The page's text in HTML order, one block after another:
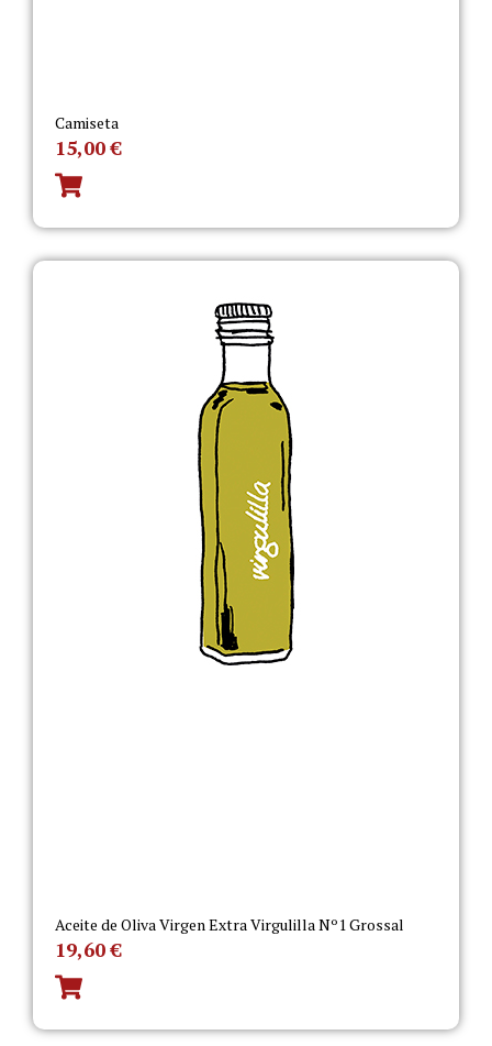
Camiseta
15,00€
Aceite de Oliva Virgen Extra Virgulilla Nº1 Grossal
19,60€